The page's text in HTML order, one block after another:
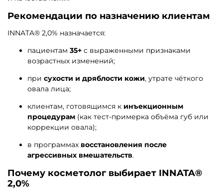
Рекомендации по назначению клиентам
INNATA® 2,0% назначается:
пациентам 35+ с выраженными признаками
возрастных изменений;
при сухости и дряблости кожи, утрате чёткого
овала лица;
клиентам, готовящимся к инъекционным
процедурам (как тест-примерка объёма губ или
коррекции овала);
в программах восстановления после
агрессивных вмешательств.
Почему косметолог выбирает INNATA®
2,0%